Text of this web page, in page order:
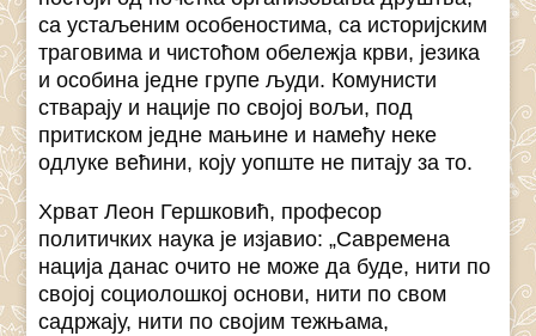
са устаљеним особеностима, са историјским
траговима и чистоћом обележја крви, језика
и особина једне групе људи. Комунисти
стварају и нације по својој вољи, под
притиском једне мањине и намећу неке
одлуке већини, коју уопште не питају за то.
Хрват Леон Гершковић, професор
политичких наука је изјавио: „Савремена
нација данас очито не може да буде, нити по
својој социолошкој основи, нити по свом
садржају, нити по својим тежњама,